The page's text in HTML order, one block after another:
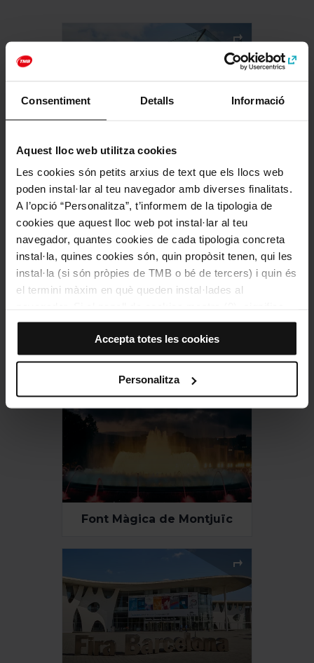
Consentiment Detalls Informació
Aquest lloc web utilitza cookies
Les cookies són petits arxius de text que els llocs web
poden instal·lar al teu navegador amb diverses finalitats.
A l’opció “Personalitza”, t’informem de la tipologia de
cookies que aquest lloc web pot instal·lar al teu
navegador, quantes cookies de cada tipologia concreta
instal·la, quines cookies són, quin propòsit tenen, qui les
instal·la (si són pròpies de TMB o bé de tercers) i quin és
el termini màxim en què queden instal·lades al
que no instal·la cap cookie d’aquesta tipologia.
Si tries l’opció “Accepta totes les cookies”, permets que
totes aquestes cookies s’instal·lin al teu navegador.
El selector que es troba a la dreta de cada tipologia de
cookies d’aquella classe.
Un cop hagis marcat les teves preferències, has de fer
clic sobre “Selecciona i configura”. Així, s’instal·laran
només les cookies de la tipologia que hagis seleccionat
prèviament. Et suggerim que seleccionis les cookies de
personalització, perquè permeten recordar les teves
experiència d’usuari.
funcionament del web i, per tant, si no les acceptes, no
pots començar a navegar-hi. Només pots consultar la
Política de cookies
En qualsevol moment de la navegació en aquest web,
pots modificar la teva selecció de cookies anant a l’opció
“Gestor de cookies”, que trobaràs al menú de la part
Accepta totes les cookies
Personalitza
Pavelló Mies van der
Font Màgica de Montjuïc